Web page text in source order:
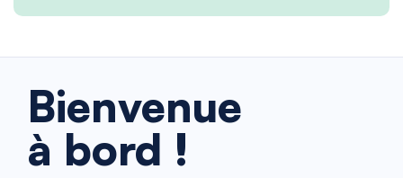
Bienvenue
à bord !